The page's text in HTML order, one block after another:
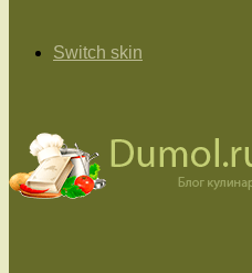
Switch skin